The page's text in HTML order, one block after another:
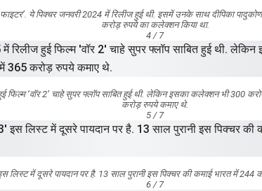
ये पिक्चर जनवरी 2024 में रिलीज हुई थी. इसमें उनके साथ दीपिका
करोड़ रुपये का कलेक्शन किया था.
4 / 7
‘वॉर 2’ चाहे सुपर फ्लॉप साबित हुई थी. लेकिन इसका कलेक्शन भी 300
करोड़ रुपये कमाए थे.
5 / 7
लिस्ट में दूसरे पायदान पर है. 13 साल पुरानी इस पिक्चर की कमाई भारत में 244
6 / 7